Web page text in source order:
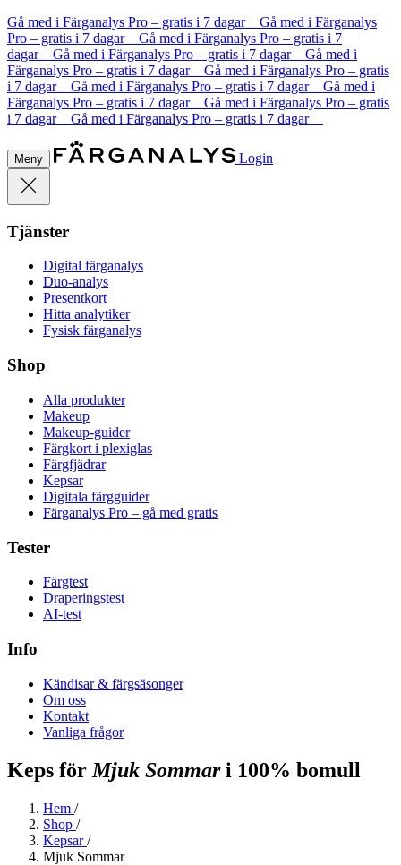
Gå med i Färganalys Pro – gratis i 7 dagar Gå med i Färganalys
Pro – gratis i 7 dagar Gå med i Färganalys Pro – gratis i 7
dagar Gå med i Färganalys Pro – gratis i 7 dagar Gå med i
Färganalys Pro – gratis i 7 dagar Gå med i Färganalys Pro – gratis
i 7 dagar Gå med i Färganalys Pro – gratis i 7 dagar Gå med i
Färganalys Pro – gratis i 7 dagar Gå med i Färganalys Pro – gratis
i 7 dagar Gå med i Färganalys Pro – gratis i 7 dagar
Meny Login
Tjänster
Digital färganalys
Duo-analys
Presentkort
Hitta analytiker
Fysisk färganalys
Shop
Alla produkter
Makeup
Makeup-guider
Färgkort i plexiglas
Färgfjädrar
Kepsar
Digitala färgguider
Färganalys Pro – gå med gratis
Tester
Färgtest
Draperingstest
AI-test
Info
Kändisar & färgsäsonger
Om oss
Kontakt
Vanliga frågor
Keps för Mjuk Sommari 100% bomull
Hem /
Shop /
Kepsar /
Mjuk Sommar